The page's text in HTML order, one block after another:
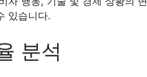
있습니다.
분석